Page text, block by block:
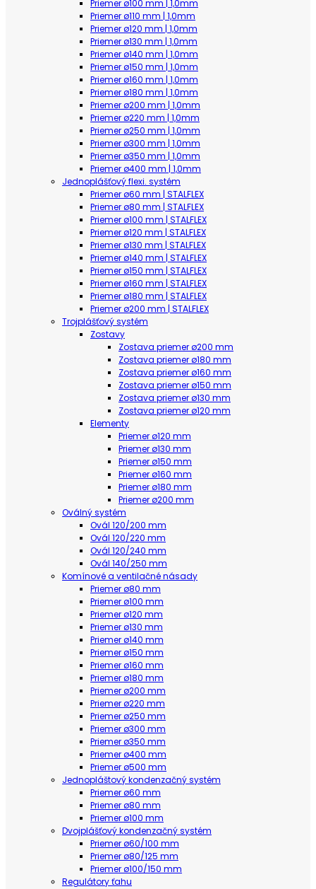
Priemer ø100 mm | 1,0mm
Priemer ø110 mm | 1,0mm
Priemer ø120 mm | 1,0mm
Priemer ø130 mm | 1,0mm
Priemer ø140 mm | 1,0mm
Priemer ø150 mm | 1,0mm
Priemer ø160 mm | 1,0mm
Priemer ø180 mm | 1,0mm
Priemer ø200 mm | 1,0mm
Priemer ø220 mm | 1,0mm
Priemer ø250 mm | 1,0mm
Priemer ø300 mm | 1,0mm
Priemer ø350 mm | 1,0mm
Priemer ø400 mm | 1,0mm
Jednoplášťový flexi. systém
Priemer ø60 mm | STALFLEX
Priemer ø80 mm | STALFLEX
Priemer ø100 mm | STALFLEX
Priemer ø120 mm | STALFLEX
Priemer ø130 mm | STALFLEX
Priemer ø140 mm | STALFLEX
Priemer ø150 mm | STALFLEX
Priemer ø160 mm | STALFLEX
Priemer ø180 mm | STALFLEX
Priemer ø200 mm | STALFLEX
Trojplášťový systém
Zostavy
Zostava priemer ø200 mm
Zostava priemer ø180 mm
Zostava priemer ø160 mm
Zostava priemer ø150 mm
Zostava priemer ø130 mm
Zostava priemer ø120 mm
Elementy
Priemer ø120 mm
Priemer ø130 mm
Priemer ø150 mm
Priemer ø160 mm
Priemer ø180 mm
Priemer ø200 mm
Oválný systém
Ovál 120/200 mm
Ovál 120/220 mm
Ovál 120/240 mm
Ovál 140/250 mm
Komínové a ventilačné násady
Priemer ø80 mm
Priemer ø100 mm
Priemer ø120 mm
Priemer ø130 mm
Priemer ø140 mm
Priemer ø150 mm
Priemer ø160 mm
Priemer ø180 mm
Priemer ø200 mm
Priemer ø220 mm
Priemer ø250 mm
Priemer ø300 mm
Priemer ø350 mm
Priemer ø400 mm
Priemer ø500 mm
Jednopláštový kondenzačný systém
Priemer ø60 mm
Priemer ø80 mm
Priemer ø100 mm
Dvojplášťový kondenzačný systém
Priemer ø60/100 mm
Priemer ø80/125 mm
Priemer ø100/150 mm
Regulátory ťahu